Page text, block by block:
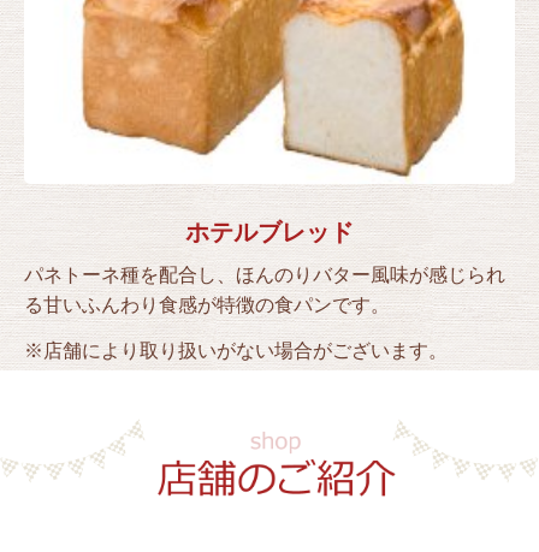
ホテルブレッド
パネトーネ種を配合し、ほんのりバター風味が感じられ
る甘いふんわり食感が特徴の食パンです。
※店舗により取り扱いがない場合がございます。